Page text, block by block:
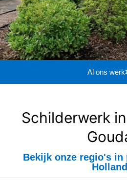
Al ons werk
Schilderwerk
Bekijk onze regio's in
Holland